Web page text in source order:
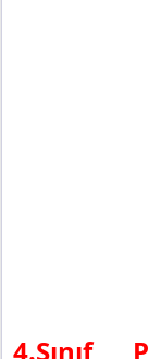
4.Sınıf